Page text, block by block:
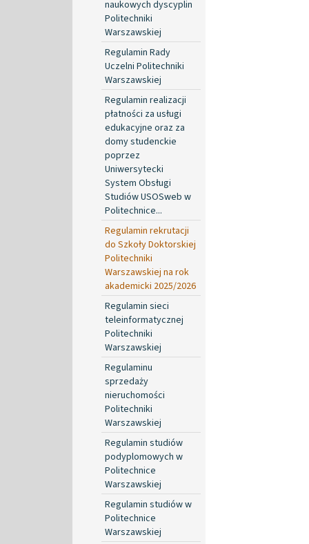
naukowych dyscyplin
Politechniki
Warszawskiej
Regulamin Rady
Uczelni Politechniki
Warszawskiej
Regulamin realizacji
płatności za usługi
edukacyjne oraz za
domy studenckie
poprzez
Uniwersytecki
System Obsługi
Studiów USOSweb w
Politechnice...
Regulamin rekrutacji
do Szkoły Doktorskiej
Politechniki
Warszawskiej na rok
akademicki 2025/2026
Regulamin sieci
teleinformatycznej
Politechniki
Warszawskiej
Regulaminu
sprzedaży
nieruchomości
Politechniki
Warszawskiej
Regulamin studiów
podyplomowych w
Politechnice
Warszawskiej
Regulamin studiów w
Politechnice
Warszawskiej